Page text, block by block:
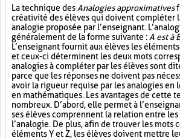
La technique des Analogies approximatives
créativité des élèves qui doivent compléter
analogie proposée par l’enseignant.
généralement de la forme suivante : A est à
L’enseignant fournit aux élèves les
et ceux-ci déterminent les deux mots
analogies à compléter par les élèves sont
parce que les réponses ne doivent pas
avoir la rigueur requise par les analogies en
en mathématiques. Les avantages de cette
nombreux. D’abord, elle permet à
ses élèves comprennent la relation entre les
l’analogie. De plus, afin de trouver les mots
éléments Y et Z, les élèves doivent mettre